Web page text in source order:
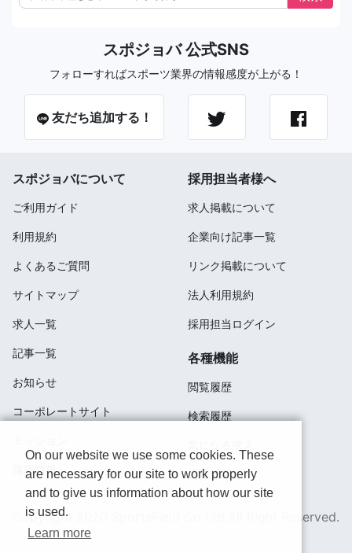
スポジョバ 公式SNS
フォローすればスポーツ業界の情報感度が上がる！
友だち追加する！
スポジョバについて
ご利用ガイド
利用規約
よくあるご質問
サイトマップ
求人一覧
記事一覧
お知らせ
コーポレートサイト
採用情報
採用担当者様へ
求人掲載について
企業向け記事一覧
リンク掲載について
法人利用規約
採用担当ログイン
各種機能
閲覧履歴
検索履歴
応募済み
Copyright 2020 SportsField Co Ltd.All Right Reserved.
On our website we use some cookies. These
are necessary for our site to work properly
and to give us information about how our site
is used.
Learn more